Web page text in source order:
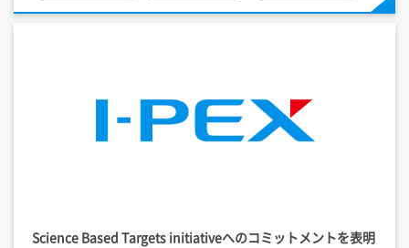
Science Based Targets initiativeへのコミットメントを表明